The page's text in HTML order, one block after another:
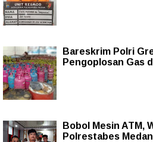
Bareskrim Polri
Pengoplosan Gas
Bobol Mesin ATM,
Polrestabes Medan